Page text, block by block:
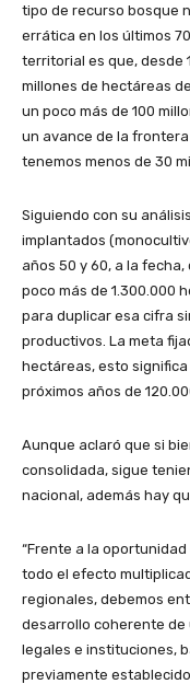
tipo de recurso bosque
errática en los últimos
territorial es que, desde
millones de hectáreas
un poco más de 100
un avance de la
tenemos menos de 30
Siguiendo con su
implantados
años 50 y 60, a la
poco más de 1.300.000
para duplicar esa cifra
productivos. La meta
hectáreas, esto
próximos años de
Aunque aclaró que si
consolidada, sigue
nacional, además hay
“Frente a la
todo el efecto
regionales, debemos
desarrollo coherente de
legales e instituciones,
previamente